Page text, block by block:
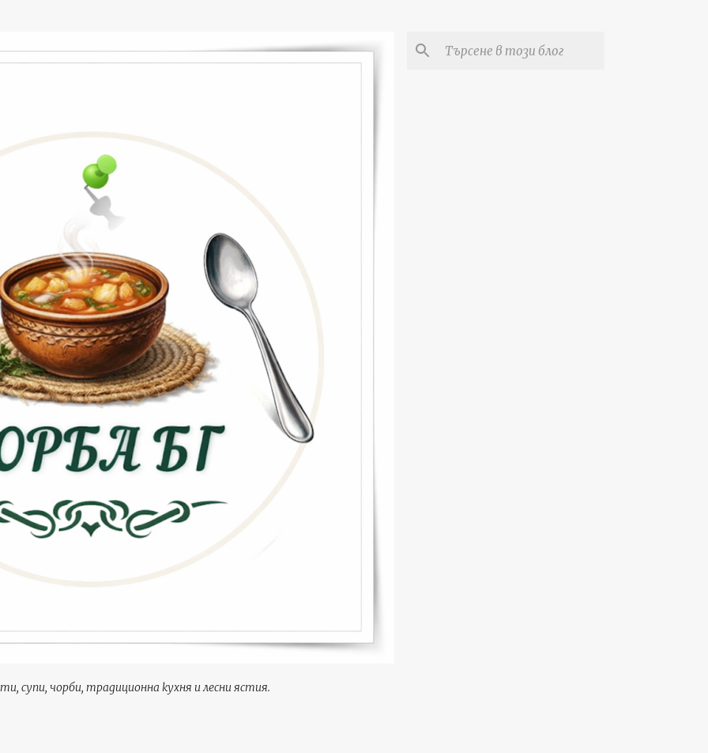
супи, чорби, традиционна кухня и лесни ястия.